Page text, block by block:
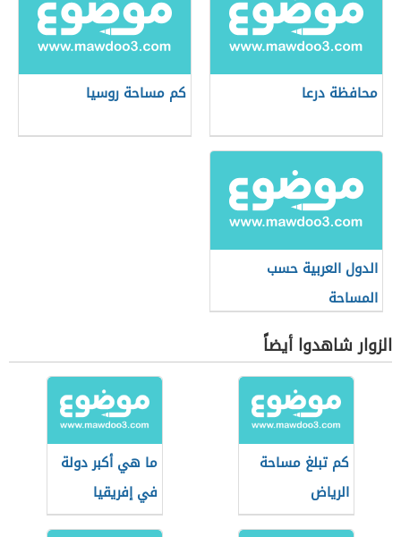
محافظة درعا كم مساحة روسيا
الدول العربية حسب
المساحة
الزوار شاهدوا أيضاً
كم تبلغ مساحة
الرياض
ما هي أكبر دولة
في إفريقيا